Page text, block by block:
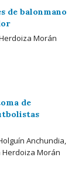
de balonmano
Morán
de
Anchundia,
Herdoiza Morán